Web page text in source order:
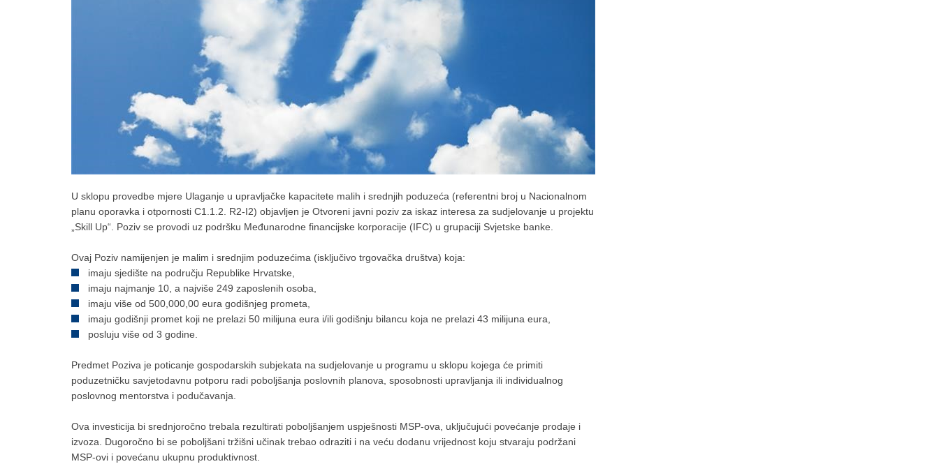
U sklopu provedbe mjere Ulaganje u upravljačke kapacitete malih i srednjih poduzeća (referentni broj u Nacionalnom
planu oporavka i otpornosti C1.1.2. R2-I2) objavljen je Otvoreni javni poziv za iskaz interesa za sudjelovanje u projektu
„Skill Up“. Poziv se provodi uz podršku Međunarodne financijske korporacije (IFC) u grupaciji Svjetske banke.
Ovaj Poziv namijenjen je malim i srednjim poduzećima (isključivo trgovačka društva) koja:
imaju sjedište na području Republike Hrvatske,
imaju najmanje 10, a najviše 249 zaposlenih osoba,
imaju više od 500,000,00 eura godišnjeg prometa,
imaju godišnji promet koji ne prelazi 50 milijuna eura i/ili godišnju bilancu koja ne prelazi 43 milijuna eura,
posluju više od 3 godine.
Predmet Poziva je poticanje gospodarskih subjekata na sudjelovanje u programu u sklopu kojega će primiti
poduzetničku savjetodavnu potporu radi poboljšanja poslovnih planova, sposobnosti upravljanja ili individualnog
poslovnog mentorstva i podučavanja.
Ova investicija bi srednjoročno trebala rezultirati poboljšanjem uspješnosti MSP-ova, uključujući povećanje prodaje i
izvoza. Dugoročno bi se poboljšani tržišni učinak trebao odraziti i na veću dodanu vrijednost koju stvaraju podržani
MSP-ovi i povećanu ukupnu produktivnost.